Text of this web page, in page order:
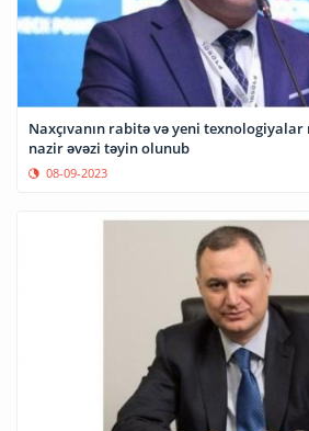
Naxçıvanın rabitə və yeni texnologiyalar
nazir əvəzi təyin olunub
08-09-2023